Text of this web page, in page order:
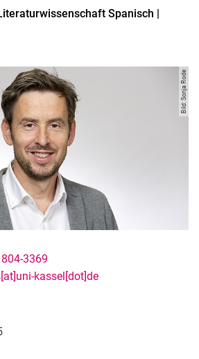
Spanisch |
Bild: Sonja Rode
3369
kassel[dot]de